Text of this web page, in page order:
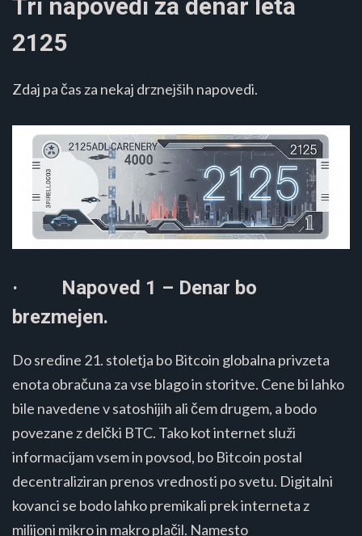
Tri napovedi za denar leta
2125
Zdaj pa čas za nekaj drznejših napovedi.
· Napoved 1 – Denar bo
brezmejen.
Do sredine 21. stoletja bo Bitcoin globalna privzeta
enota obračuna za vse blago in storitve. Cene bi lahko
bile navedene v satoshijih ali čem drugem, a bodo
povezane z delčki BTC. Tako kot internet služi
informacijam vsem in povsod, bo Bitcoin postal
decentraliziran prenos vrednosti po svetu. Digitalni
kovanci se bodo lahko premikali prek interneta z
milijoni mikro in makro plačil. Namesto